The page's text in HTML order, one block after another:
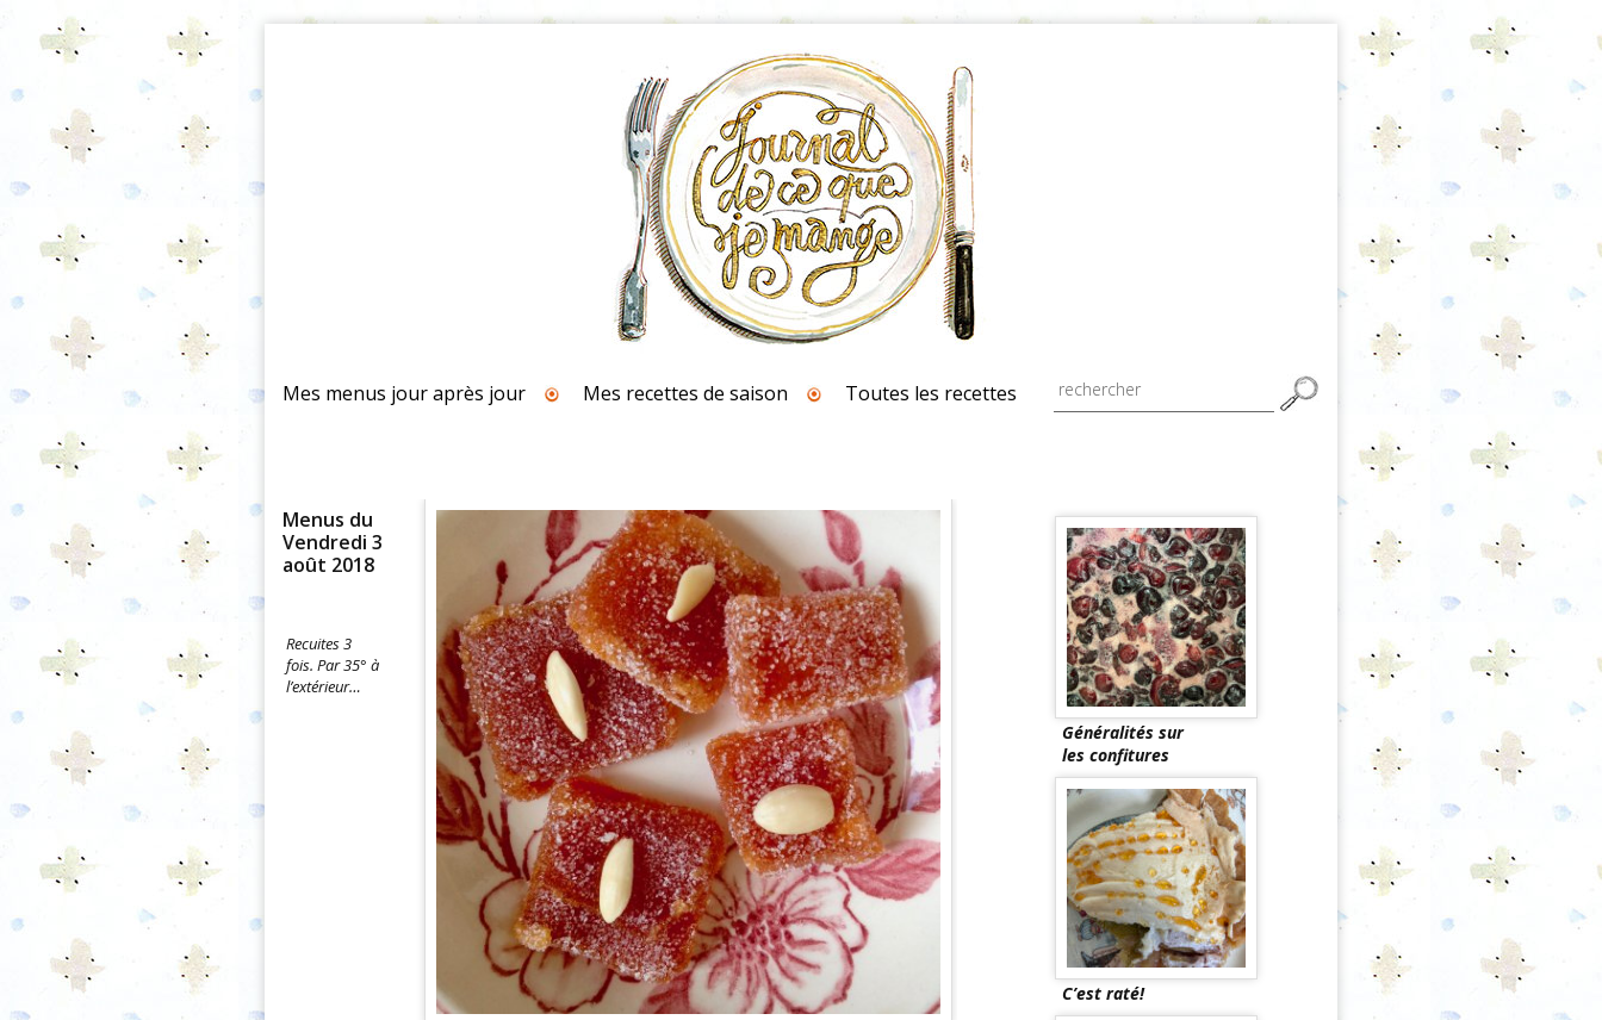
Mes menus jour après jour Mes recettes de saison Toutes les recettes
Menus du
Vendredi 3
août 2018
Recuites 3
fois. Par 35° à
l’extérieur…
Généralités sur
les confitures
C’est raté!